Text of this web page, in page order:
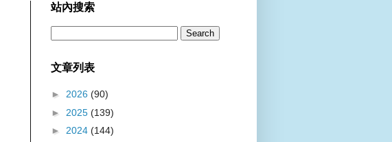
站內搜索
文章列表
► 2026 (90)
► 2025 (139)
► 2024 (144)